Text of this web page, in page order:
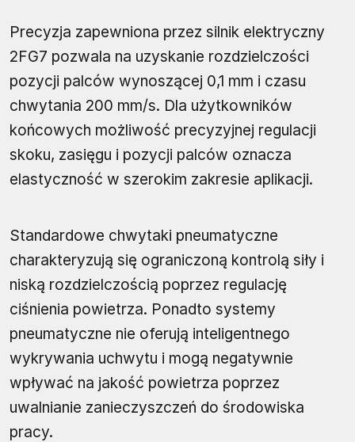
Precyzja zapewniona przez silnik elektryczny
2FG7 pozwala na uzyskanie rozdzielczości
pozycji palców wynoszącej 0,1 mm i czasu
chwytania 200 mm/s. Dla użytkowników
końcowych możliwość precyzyjnej regulacji
skoku, zasięgu i pozycji palców oznacza
elastyczność w szerokim zakresie aplikacji.
Standardowe chwytaki pneumatyczne
charakteryzują się ograniczoną kontrolą siły i
niską rozdzielczością poprzez regulację
ciśnienia powietrza. Ponadto systemy
pneumatyczne nie oferują inteligentnego
wykrywania uchwytu i mogą negatywnie
wpływać na jakość powietrza poprzez
uwalnianie zanieczyszczeń do środowiska
pracy.